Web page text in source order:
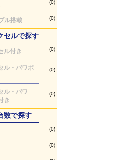
(0)
ル搭載 (0)
セルで探す
ル付き (0)
ル・パワポ
(0)
ル・パワ
き
(0)
数で探す
(0)
(0)